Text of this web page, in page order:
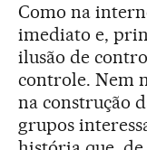
Como na
imediato e,
ilusão de
controle. Nem
na construção
grupos